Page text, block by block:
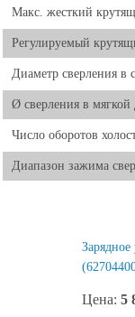
Макс. жесткий
Регулируемый
Диаметр сверления в
Ø сверления в мягкой
Число оборотов
Диапазон зажима
Цена: 5